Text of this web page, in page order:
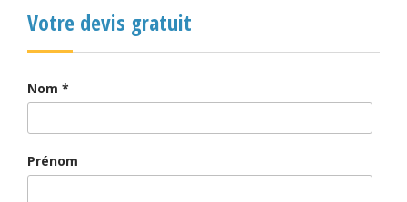
Votre devis gratuit
Nom *
Prénom